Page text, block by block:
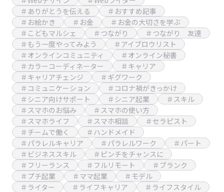
＃ありがとうを伝える
＃おすすめ記事
＃お絵かき
＃お金
＃お金の大切さを学ぶ
＃こどもマルシェ
＃つながり
＃つながり 友達
＃もう一度やってみよう
＃アイブロウリスト
＃オンラインコミュニティ
＃オンライン秘書
＃カラーコーディネーター
＃キャリア
＃キャリアチェンジ
＃ギグワーク
＃コミュニケーション
＃コロナ禍がきっかけ
＃シニア向けサポート
＃シニア起業
＃スキル
＃スマホのお悩み
＃スマホの使い方
＃スマホライフ
＃スマホ相談
＃セラピスト
＃チームで働く
＃ハンドメイド
＃パラレルキャリア
＃パラレルワーク
＃パート
＃ビジネススキル
＃ピンチをチャンスに
＃フリーランス
＃フルリモート
＃ブランク
＃プチ起業
＃ママ起業
＃モデル
＃ライター
＃ライフキャリア
＃ライフスタイル